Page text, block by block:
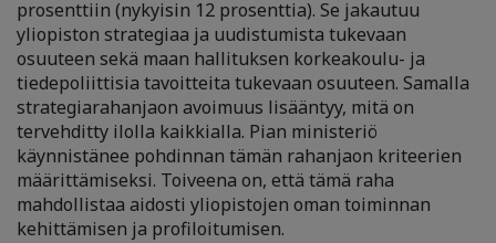
prosenttiin (nykyisin 12 prosenttia). Se jakautuu
yliopiston strategiaa ja uudistumista tukevaan
osuuteen sekä maan hallituksen korkeakoulu- ja
tiedepoliittisia tavoitteita tukevaan osuuteen. Samalla
strategiarahanjaon avoimuus lisääntyy, mitä on
tervehditty ilolla kaikkialla. Pian ministeriö
käynnistänee pohdinnan tämän rahanjaon kriteerien
määrittämiseksi. Toiveena on, että tämä raha
mahdollistaa aidosti yliopistojen oman toiminnan
kehittämisen ja profiloitumisen.